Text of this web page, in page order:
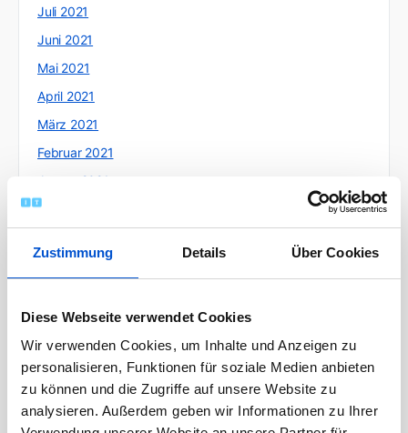
Zustimmung Details Über Cookies
Diese Webseite verwendet Cookies
Wir verwenden Cookies, um Inhalte und Anzeigen zu
personalisieren, Funktionen für soziale Medien anbieten
zu können und die Zugriffe auf unsere Website zu
analysieren. Außerdem geben wir Informationen zu Ihrer
Juli 2021
Juni 2021
Mai 2021
April 2021
März 2021
Februar 2021
Januar 2021
Dezember 2020
Oktober 2020
August 2020
Juli 2020
Mai 2020